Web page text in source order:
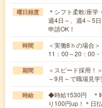
曜日頻度
＊シフト柔軟/座学
週4日～、週4～5
申請OK！
時間
＜実働8ｈの場合
11：00～20：00
期間
＜スピード採用！
～9月～で職場見学
時給
◆時給1530円 ＊
り100円up！＊日